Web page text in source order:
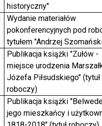
historyczny"
Wydanie materiałów
pokonferencyjnych pod
tytułem "Andrzej
Publikacja książki "Zułów -
miejsce urodzenia
Józefa Piłsudskiego" (tytuł
roboczy)
Publikacja książki
jego mieszkańcy i